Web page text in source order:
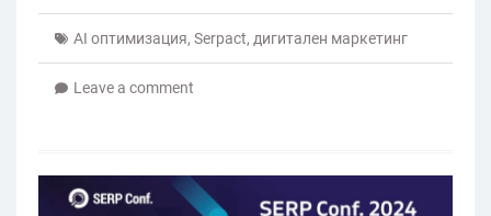
AI оптимизация, Serpact, дигитален маркетинг
Leave a comment